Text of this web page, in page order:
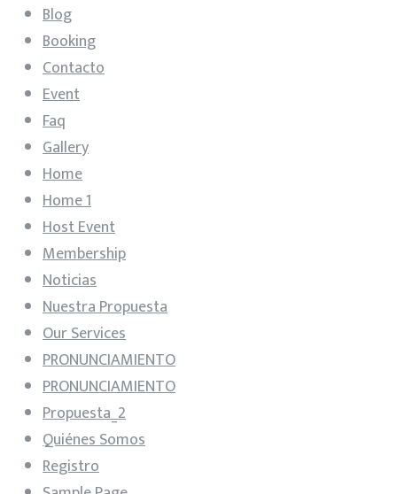
Blog
Booking
Contacto
Event
Faq
Gallery
Home
Home 1
Host Event
Membership
Noticias
Nuestra Propuesta
Our Services
PRONUNCIAMIENTO
PRONUNCIAMIENTO
Propuesta_2
Quiénes Somos
Registro